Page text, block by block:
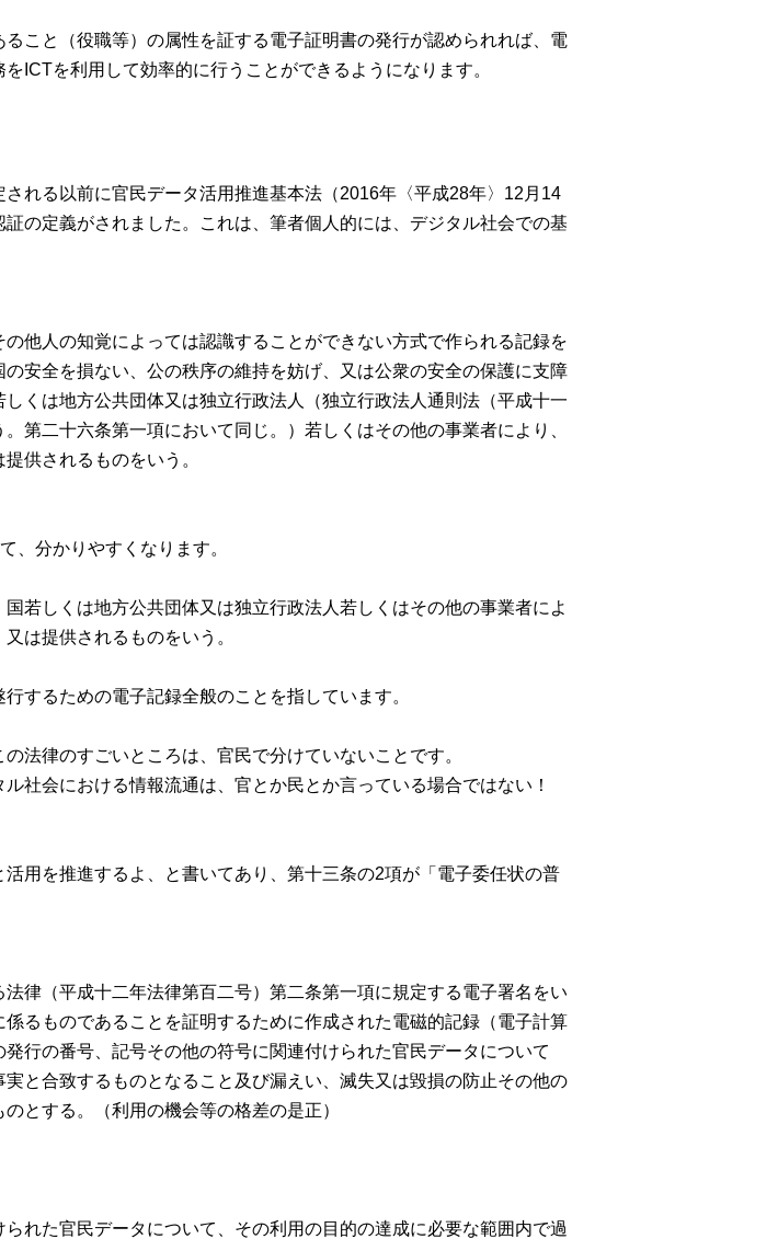
こと（役職等）の属性を証する電子証明書の発行が認められれば、電
ICTを利用して効率的に行うことができるようになります。
れる以前に官民データ活用推進基本法（2016年〈平成28年〉12月14
の定義がされました。これは、筆者個人的には、デジタル社会での基
他人の知覚によっては認識することができない方式で作られる記録を
安全を損ない、公の秩序の維持を妨げ、又は公衆の安全の保護に支障
くは地方公共団体又は独立行政法人（独立行政法人通則法（平成十一
第二十六条第一項において同じ。）若しくはその他の事業者により、
供されるものをいう。
、分かりやすくなります。
若しくは地方公共団体又は独立行政法人若しくはその他の事業者によ
は提供されるものをいう。
するための電子記録全般のことを指しています。
法律のすごいところは、官民で分けていないことです。
社会における情報流通は、官とか民とか言っている場合ではない！
用を推進するよ、と書いてあり、第十三条の2項が「電子委任状の普
律（平成十二年法律第百二号）第二条第一項に規定する電子署名をい
るものであることを証明するために作成された電磁的記録（電子計算
行の番号、記号その他の符号に関連付けられた官民データについて
と合致するものとなること及び漏えい、滅失又は毀損の防止その他の
とする。（利用の機会等の格差の是正）
れた官民データについて、その利用の目的の達成に必要な範囲内で過